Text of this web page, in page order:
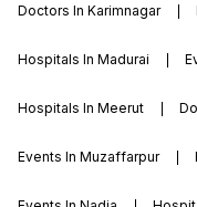
Doctors In Karimnagar
Hospitals In Madurai
Hospitals In Meerut
Events In Muzaffarpur